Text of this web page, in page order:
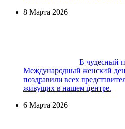
8 Марта 2026
В чудесный
Международный женский
поздравили всех
живущих в нашем центре.
6 Марта 2026